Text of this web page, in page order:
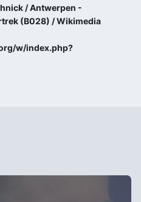
/ Antwerpen -
(B028) / Wikimedia
w/index.php?